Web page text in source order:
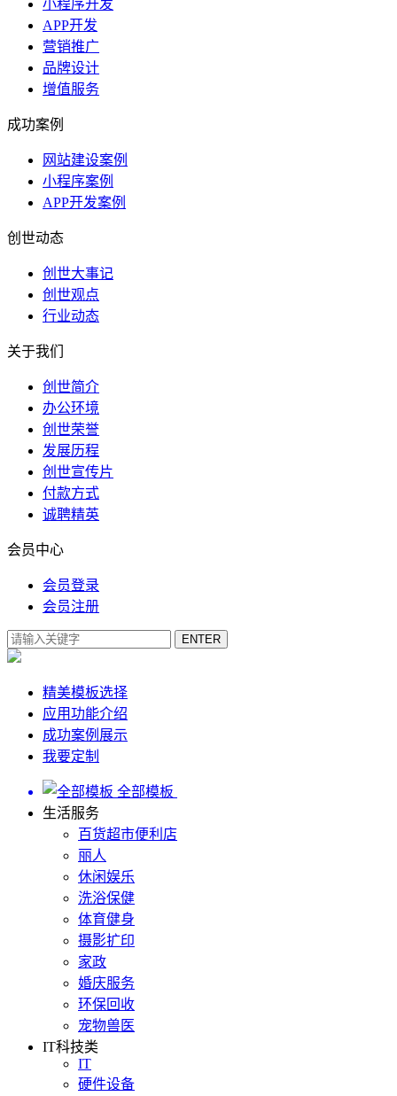
小程序开发
APP开发
营销推广
品牌设计
增值服务
成功案例
网站建设案例
小程序案例
APP开发案例
创世动态
创世大事记
创世观点
行业动态
关于我们
创世简介
办公环境
创世荣誉
发展历程
创世宣传片
付款方式
诚聘精英
会员中心
会员登录
会员注册
精美模板选择
应用功能介绍
成功案例展示
我要定制
全部模板
生活服务
百货超市便利店
丽人
休闲娱乐
洗浴保健
体育健身
摄影扩印
家政
婚庆服务
环保回收
宠物兽医
IT科技类
IT
硬件设备